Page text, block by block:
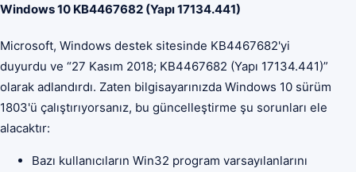
Windows 10 KB4467682 (Yapı 17134.441)
Microsoft, Windows destek sitesinde KB4467682'yi
duyurdu ve “27 Kasım 2018; KB4467682 (Yapı 17134.441)”
olarak adlandırdı. Zaten bilgisayarınızda Windows 10 sürüm
1803'ü çalıştırıyorsanız, bu güncelleştirme şu sorunları ele
alacaktır:
Bazı kullanıcıların Win32 program varsayılanlarını